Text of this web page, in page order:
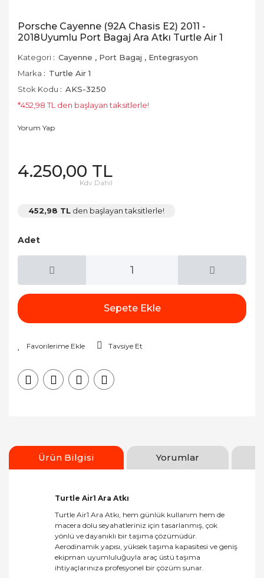
Porsche Cayenne (92A Chasis E2) 2011 -
2018Uyumlu Port Bagaj Ara Atkı Turtle Air 1
Kategori Cayenne , Port Bagaj , Entegrasyon
Marka
Turtle Air 1
Stok Kodu
AKS-3250
*452,98 TL den başlayan taksitlerle!
Yorum Yap
4.250,00 TL
Kdv Dahil
452,98 TL den başlayan taksitlerle!
Adet
Sepete Ekle
Tavsiye Et
Ürün Bilgisi Yorumlar
Turtle Air1 Ara Atkı
Turtle Air1 Ara Atkı, hem günlük kullanım hem de
macera dolu seyahatleriniz için tasarlanmış, çok
yönlü ve dayanıklı bir taşıma çözümüdür.
Aerodinamik yapısı, yüksek taşıma kapasitesi ve geniş
ekipman uyumluluğuyla araç üstü taşıma
ihtiyaçlarınıza profesyonel bir çözüm sunar.